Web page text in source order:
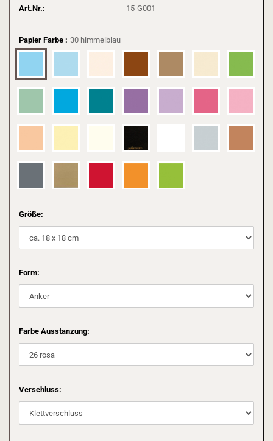
Art.Nr.: 15-G001
Papier Farbe : 30 himmelblau
Größe:
Form:
Farbe Ausstanzung:
Verschluss: